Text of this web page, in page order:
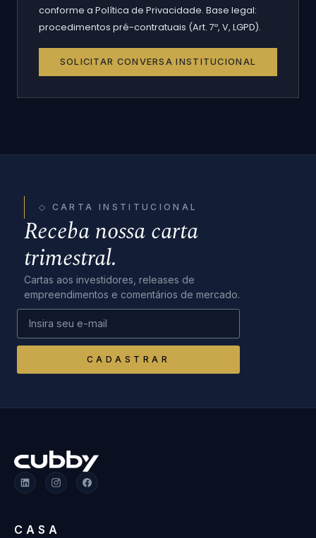
conforme a Política de Privacidade. Base legal:
procedimentos pré-contratuais (Art. 7º, V, LGPD).
SOLICITAR CONVERSA INSTITUCIONAL
◇ CARTA INSTITUCIONAL
Receba nossa carta
trimestral.
Cartas aos investidores, releases de
empreendimentos e comentários de mercado.
CADASTRAR
CASA